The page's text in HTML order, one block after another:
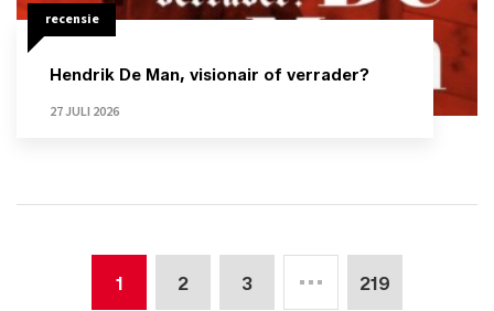
recensie
Hendrik De Man, visionair of verrader?
27 JULI 2026
1 2 3 219